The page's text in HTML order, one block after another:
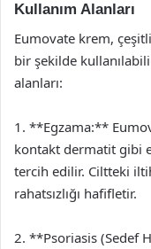
Kullanım Alanları
Eumovate krem,
bir şekilde
alanları:
1. **Egzama:**
kontakt dermatit gibi
tercih edilir. Ciltteki
rahatsızlığı hafifletir.
2. **Psoriasis (Sedef